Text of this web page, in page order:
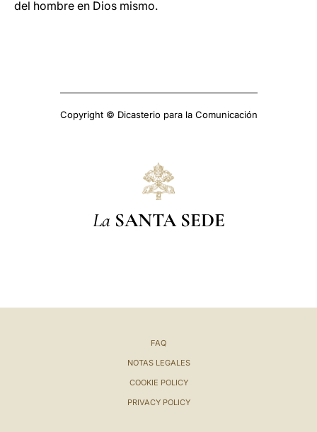
del hombre en Dios mismo.
Copyright © Dicasterio para la Comunicación
La SANTA SEDE
FAQ
NOTAS LEGALES
COOKIE POLICY
PRIVACY POLICY